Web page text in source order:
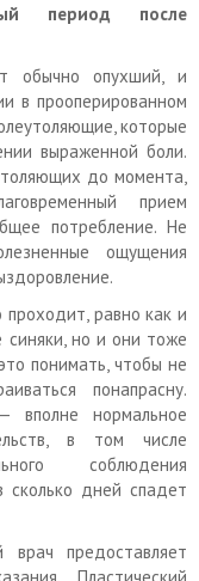
период после
обычно опухший, и
в прооперированном
которые
выраженной боли.
до момента,
прием
потребление. Не
ощущения
равно как и
синяки, но и они тоже
понимать, чтобы не
понапрасну.
вполне нормальное
в том числе
соблюдения
сколько дней спадет
предоставляет